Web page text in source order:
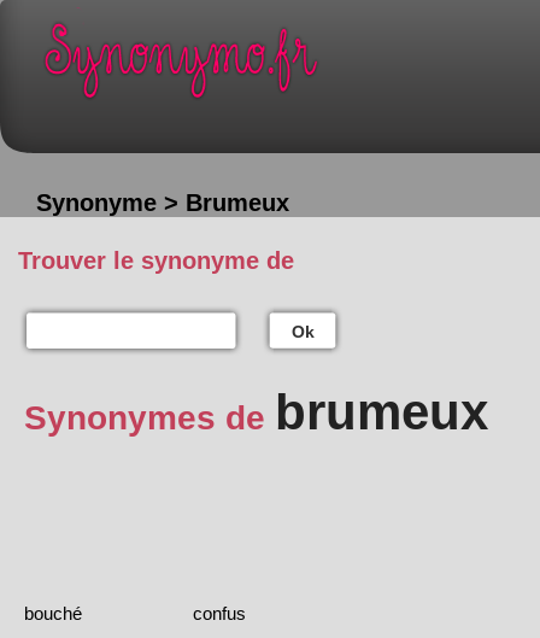
Synonyme > Brumeux
Trouver le synonyme de
Ok
Synonymes de brumeux
bouché
confus